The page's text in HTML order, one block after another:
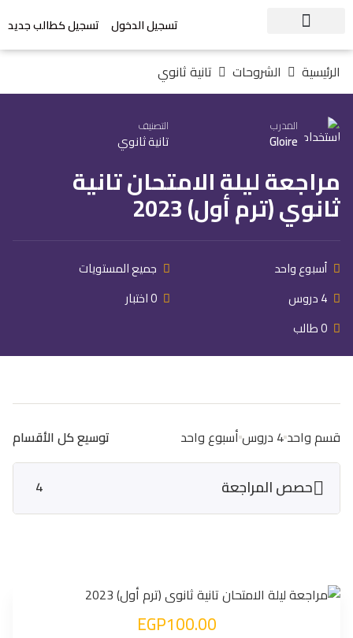
تسجيل الدخول تسجيل كطالب جديد
الرئيسية الشروحات تانية ثانوي
المدرب
Gloire
التصنيف
تانية ثانوي
مراجعة ليلة الامتحان تانية
ثانوي (ترم أول) 2023
أسبوع واحد
جميع المستويات
4 دروس
0 اختبار
0 طالب
قسم واحد4 دروس أسبوع واحد توسيع كل الأقسام
حصص المراجعة 4
EGP100.00